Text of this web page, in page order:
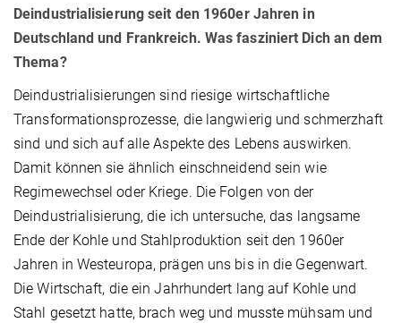
Deindustrialisierung seit den 1960er Jahren in
Deutschland und Frankreich. Was fasziniert Dich an dem
Thema?
Deindustrialisierungen sind riesige wirtschaftliche
Transformationsprozesse, die langwierig und schmerzhaft
sind und sich auf alle Aspekte des Lebens auswirken.
Damit können sie ähnlich einschneidend sein wie
Regimewechsel oder Kriege. Die Folgen von der
Deindustrialisierung, die ich untersuche, das langsame
Ende der Kohle und Stahlproduktion seit den 1960er
Jahren in Westeuropa, prägen uns bis in die Gegenwart.
Die Wirtschaft, die ein Jahrhundert lang auf Kohle und
Stahl gesetzt hatte, brach weg und musste mühsam und